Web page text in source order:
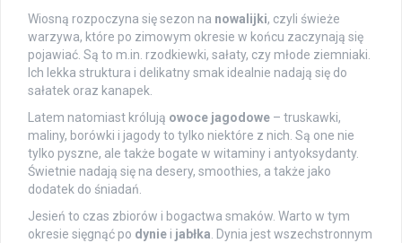
Wiosną rozpoczyna się sezon na nowalijki, czyli świeże
warzywa, które po zimowym okresie w końcu zaczynają się
pojawiać. Są to m.in. rzodkiewki, sałaty, czy młode ziemniaki.
Ich lekka struktura i delikatny smak idealnie nadają się do
sałatek oraz kanapek.
Latem natomiast królują owoce jagodowe – truskawki,
maliny, borówki i jagody to tylko niektóre z nich. Są one nie
tylko pyszne, ale także bogate w witaminy i antyoksydanty.
Świetnie nadają się na desery, smoothies, a także jako
dodatek do śniadań.
Jesień to czas zbiorów i bogactwa smaków. Warto w tym
okresie sięgnąć po dynie i jabłka . Dynia jest wszechstronnym